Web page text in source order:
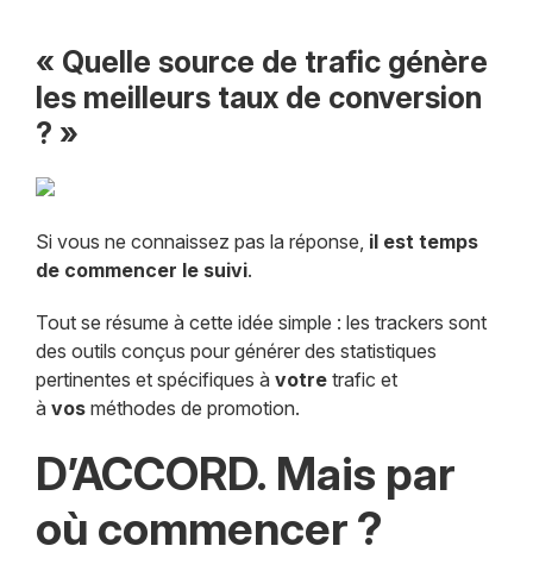
« Quelle source de trafic génère
les meilleurs taux de conversion
? »
Si vous ne connaissez pas la réponse, il est temps
de commencer le suivi.
Tout se résume à cette idée simple : les trackers sont
des outils conçus pour générer des statistiques
pertinentes et spécifiques à votre trafic et
à vos méthodes de promotion.
D’ACCORD. Mais par
où commencer ?